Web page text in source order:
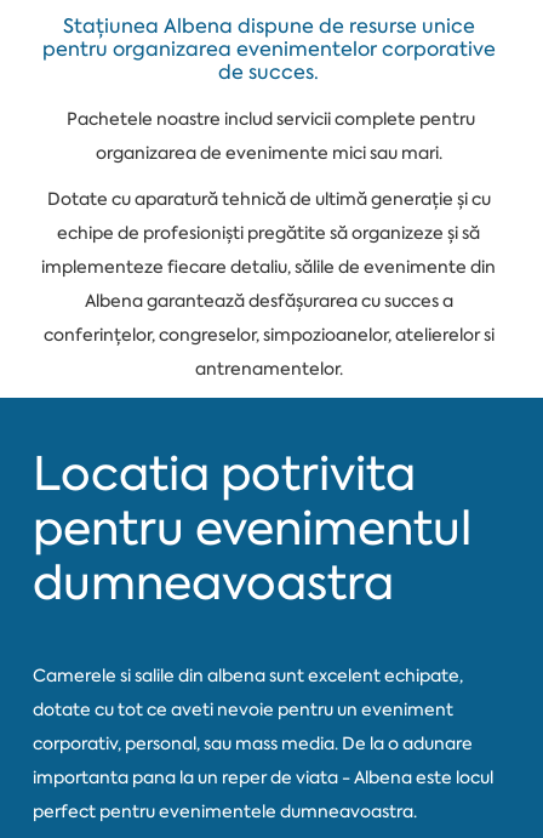
Stațiunea Albena dispune de resurse unice
pentru organizarea evenimentelor corporative
de succes.
Pachetele noastre includ servicii complete pentru
organizarea de evenimente mici sau mari.
Dotate cu aparatură tehnică de ultimă generație și cu
echipe de profesioniști pregătite să organizeze și să
implementeze fiecare detaliu, sălile de evenimente din
Albena garantează desfășurarea cu succes a
conferințelor, congreselor, simpozioanelor, atelierelor si
antrenamentelor.
Locatia potrivita
pentru evenimentul
dumneavoastra
Camerele si salile din albena sunt excelent echipate,
dotate cu tot ce aveti nevoie pentru un eveniment
corporativ, personal, sau mass media. De la o adunare
importanta pana la un reper de viata - Albena este locul
perfect pentru evenimentele dumneavoastra.